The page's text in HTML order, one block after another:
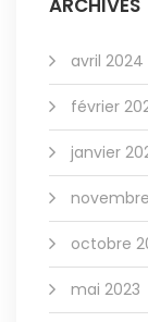
avril 2024
février
janvier
octobre
mai 2023